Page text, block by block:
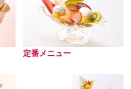
定番メニュー